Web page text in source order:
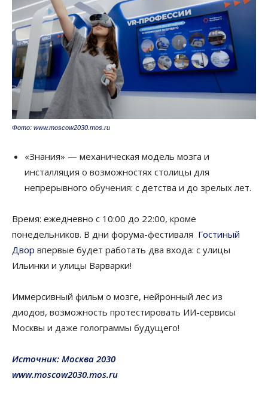
Фото: www.moscow2030.mos.ru
«Знания» — механическая модель мозга и
инсталляция о возможностях столицы для
непрерывного обучения: с детства и до зрелых лет.
Время: ежедневно с 10:00 до 22:00, кроме
понедельников. В дни форума-фестиваля Гостиный
Двор впервые будет работать два входа: с улицы
Ильинки и улицы Варварки!
Иммерсивный фильм о мозге, нейронный лес из
диодов, возможность протестировать ИИ-сервисы
Москвы и даже голограммы будущего!
Источник: Москва 2030
www.moscow2030.mos.ru